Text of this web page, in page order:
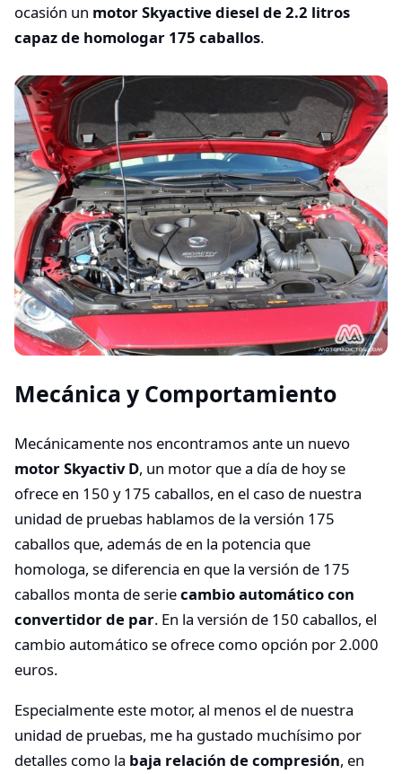
ocasión un motor Skyactive diesel de 2.2 litros
capaz de homologar 175 caballos.
Mecánica y Comportamiento
Mecánicamente nos encontramos ante un nuevo
motor Skyactiv D, un motor que a día de hoy se
ofrece en 150 y 175 caballos, en el caso de nuestra
unidad de pruebas hablamos de la versión 175
caballos que, además de en la potencia que
homologa, se diferencia en que la versión de 175
caballos monta de seriecambio automático con
convertidor de par. En la versión de 150 caballos, el
cambio automático se ofrece como opción por 2.000
euros.
Especialmente este motor, al menos el de nuestra
unidad de pruebas, me ha gustado muchísimo por
detalles como la baja relación de compresión, en